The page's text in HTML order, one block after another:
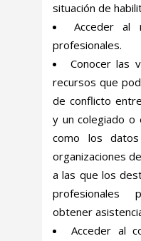
situación de
Acceder al
profesionales.
Conocer las
recursos que
de conflicto
y un colegiado o
como los
organizaciones
a las que los
profesionales
obtener
Acceder al